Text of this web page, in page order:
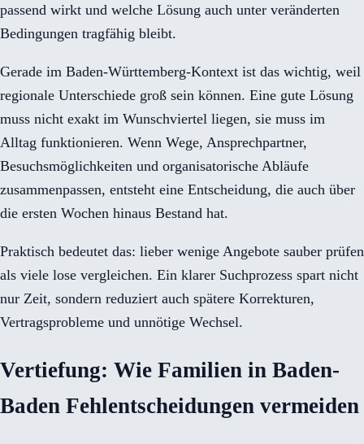
passend wirkt und welche Lösung auch unter veränderten
Bedingungen tragfähig bleibt.
Gerade im Baden-Württemberg-Kontext ist das wichtig, weil
regionale Unterschiede groß sein können. Eine gute Lösung
muss nicht exakt im Wunschviertel liegen, sie muss im
Alltag funktionieren. Wenn Wege, Ansprechpartner,
Besuchsmöglichkeiten und organisatorische Abläufe
zusammenpassen, entsteht eine Entscheidung, die auch über
die ersten Wochen hinaus Bestand hat.
Praktisch bedeutet das: lieber wenige Angebote sauber prüfen
als viele lose vergleichen. Ein klarer Suchprozess spart nicht
nur Zeit, sondern reduziert auch spätere Korrekturen,
Vertragsprobleme und unnötige Wechsel.
Vertiefung: Wie Familien in Baden-
Baden Fehlentscheidungen vermeiden